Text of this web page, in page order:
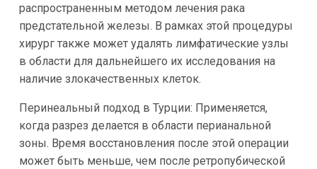
распространенным методом лечения рака
предстательной железы. В рамках этой процедуры
хирург также может удалять лимфатические узлы
в области для дальнейшего их исследования на
наличие злокачественных клеток.
Перинеальный подход в Турции: Применяется,
когда разрез делается в области перианальной
зоны. Время восстановления после этой операции
может быть меньше, чем после ретропубической